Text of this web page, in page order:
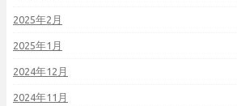
2025年2月
2025年1月
2024年12月
2024年11月